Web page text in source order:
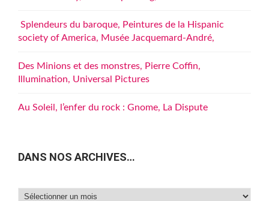
Splendeurs du baroque, Peintures de la Hispanic
society of America, Musée Jacquemard-André,
Des Minions et des monstres, Pierre Coffin,
Illumination, Universal Pictures
Au Soleil, l’enfer du rock : Gnome, La Dispute
DANS NOS ARCHIVES…
Dans